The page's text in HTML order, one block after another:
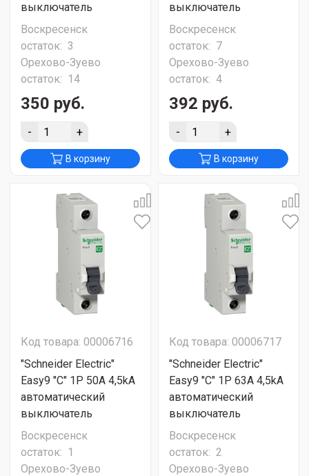
выключатель
Воскресенск
остаток: 3
Орехово-Зуево
остаток: 14
350 руб.
- +
В корзину
выключатель
Воскресенск
остаток: 7
Орехово-Зуево
остаток: 4
392 руб.
- +
В корзину
Код товара: 00006716
"Schneider Electric"
Easy9 "C" 1P 50A 4,5kA
автоматический
выключатель
Воскресенск
остаток: 1
Орехово-Зуево
Код товара: 00006717
"Schneider Electric"
Easy9 "C" 1P 63A 4,5kA
автоматический
выключатель
Воскресенск
остаток: 2
Орехово-Зуево